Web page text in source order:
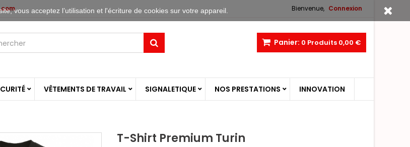
Bienvenue, Connexion
Panier: 0 Produits 0,00 €
VÊTEMENTS DE TRAVAIL SIGNALETIQUE NOS PRESTATIONS INNOVATION
T-Shirt Premium Turin
vous acceptez l’utilisation et l'écriture de cookies sur votre appareil.